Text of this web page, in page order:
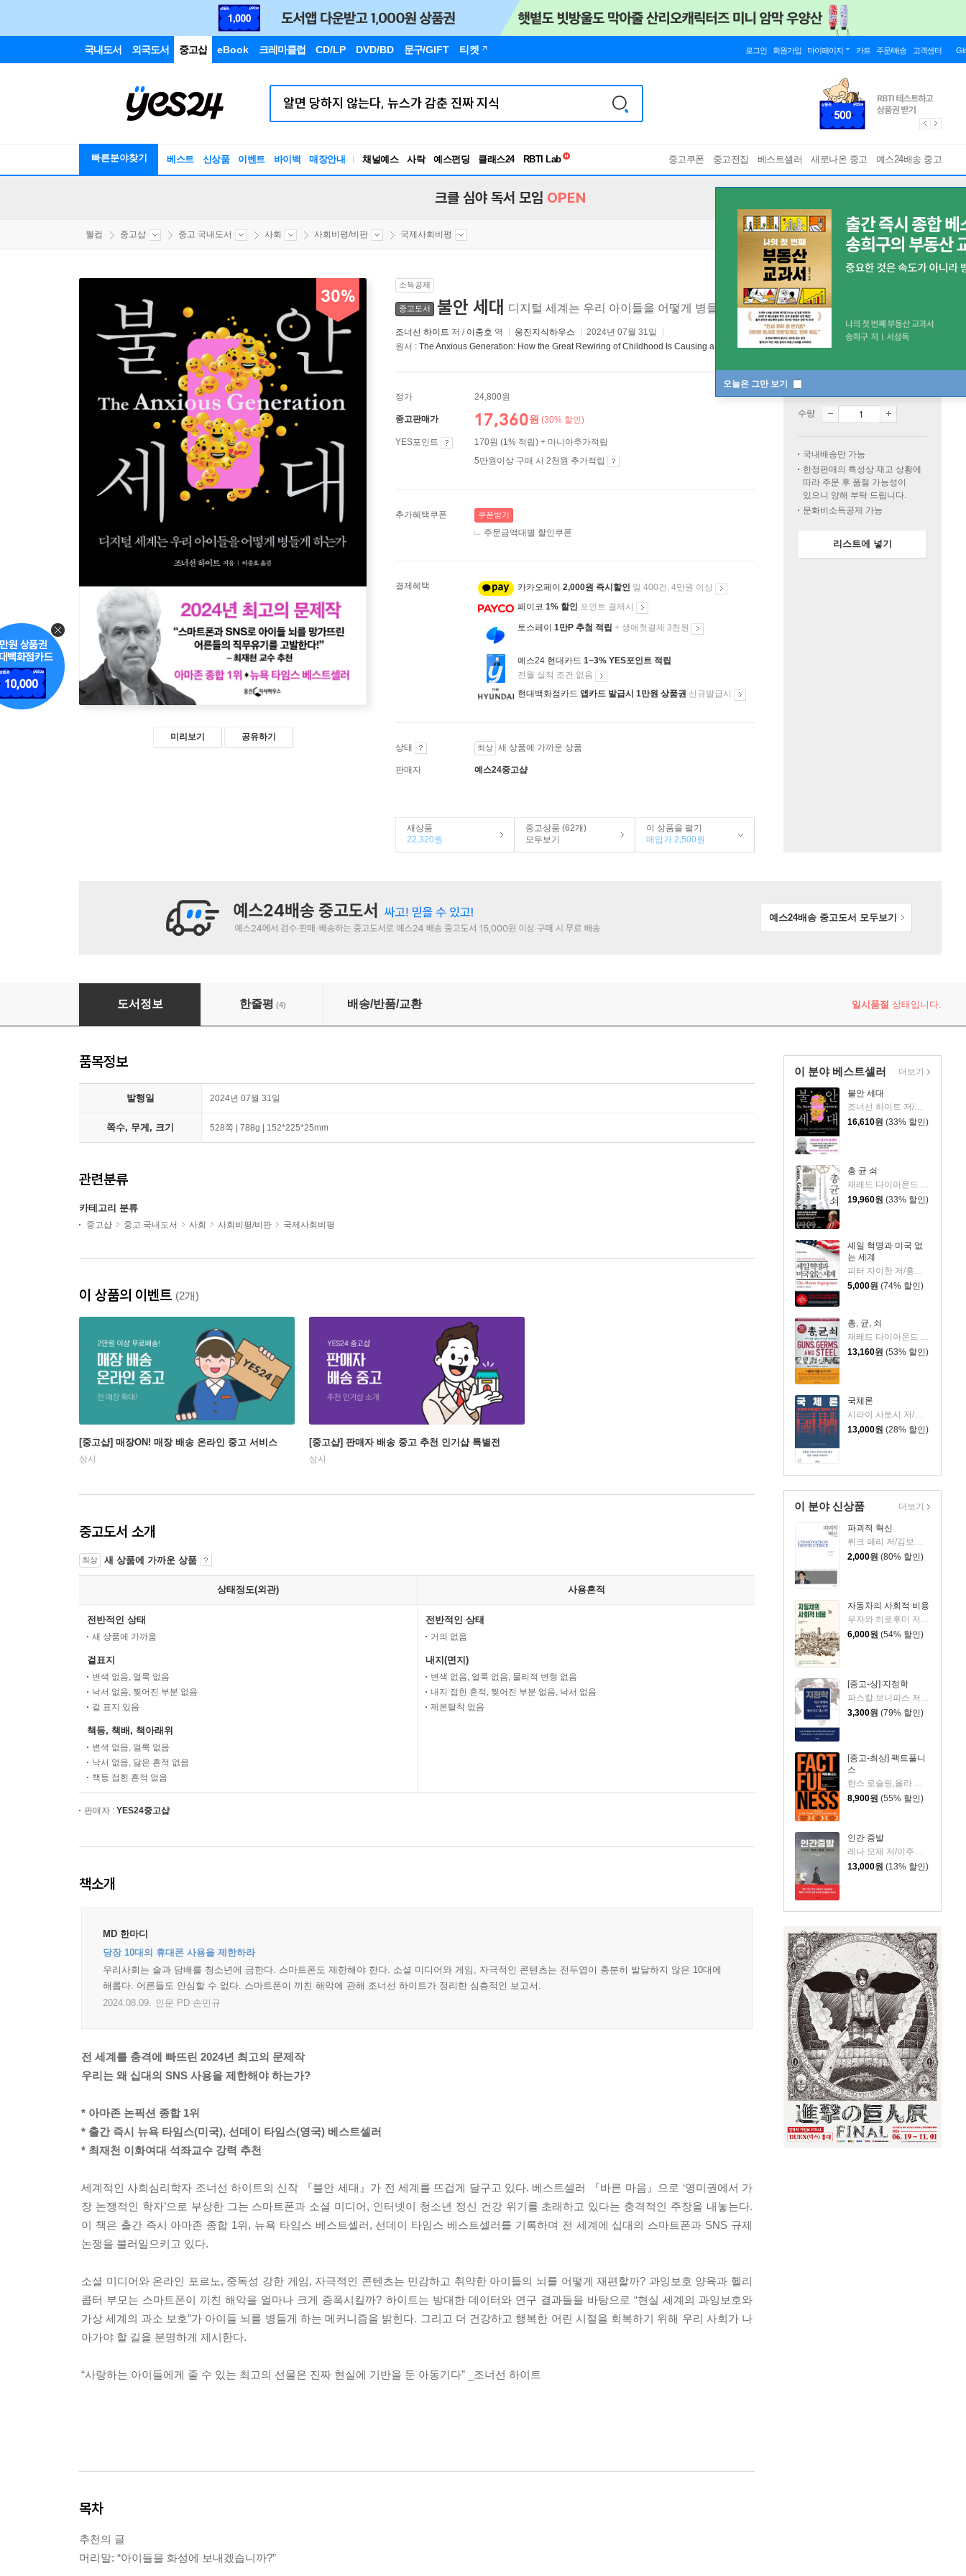
국내도서 외국도서 중고샵 eBook 크레마클럽 CD/LP DVD/BD 문구/GIFT 티켓 로그인 회원가입 마이페이지 카트 주문/배송 고객센터
빠른분야찾기 베스트 신상품 이벤트 바이백 매장안내 채널예스 사락 예스펀딩 클래스24
독서유형검사
중고쿠폰 중고전집 베스트셀러 새로나온 중고 예스24배송 중고
오늘은 그만 보기
크클 심야 독서 모임 OPEN
웰컴 중고샵 중고 국내도서 사회 사회비평/비판 국제사회비평
30%
미리보기 공유하기
소득공제
중고도서 불안 세대 디지털 세계는 우리 아이들을 어떻게 병들게 하는가
조너선 하이트 저 / 이충호 역 웅진지식하우스
2024년 07월 31일
원서 : The Anxious Generation: How the Great Rewiring of Childhood Is Causing an Epidemic of Mental Illness
정가 24,800원
중고판매가 17,360원 (30% 할인)
YES포인트
170원 (1% 적립) + 마니아추가적립
5만원이상 구매 시 2천원 추가적립
추가혜택쿠폰 쿠폰받기
주문금액대별 할인쿠폰
결제혜택 카카오페이 2,000원 즉시할인 일 400건, 4만원 이상
페이코 1% 할인 포인트 결제시
토스페이 1만P 추첨 적립 + 생애첫결제 3천원
예스24 현대카드 1~3% YES포인트 적립
전월 실적 조건 없음
현대백화점카드 앱카드 발급시 1만원 상품권 신규발급시
상태 최상 새 상품에 가까운 상품
판매자 예스24중고샵
새상품
22,320원
중고상품 (62개)
모두보기
이 상품을 팔기
매입가 2,500원
일시품절
수량
국내배송만 가능
한정판매의 특성상 재고 상황에
따라 주문 후 품절 가능성이
있으니 양해 부탁 드립니다.
문화비소득공제 가능
리스트에 넣기
예스24배송 중고도서 모두보기
불안 세대
도서정보 한줄평 (4) 배송/반품/교환 일시품절 상태입니다.
이 분야 베스트셀러
불안 세대
조너선 하이트 저/이충호 역
16,610원 (33% 할인)
총 균 쇠
재레드 다이아몬드 저/강주헌 역
19,960원 (33% 할인)
셰일 혁명과 미국 없
는 세계
피터 자이한 저/홍지수 역
5,000원 (74% 할인)
총, 균, 쇠
재레드 다이아몬드 저/김진준 역
13,160원 (53% 할인)
국체론
시라이 사토시 저/한승동 역
13,000원 (28% 할인)
더보기
이 분야 신상품
파괴적 혁신
뤼크 페리 저/김보희 역
2,000원 (80% 할인)
자동차의 사회적 비용
우자와 히로후미 저/임경택 역
6,000원 (54% 할인)
[중고-상] 지정학
파스칼 보니파스 저/최린 역
3,300원 (79% 할인)
[중고-최상] 팩트풀니
스
한스 로슬링,올라 로슬링,안나 로슬링 뢴룬드 공저/이창신 역
8,900원 (55% 할인)
인간 증발
레나 모제 저/이주영 역/스테판 르멜 사진
13,000원 (13% 할인)
더보기
품목정보
발행일 2024년 07월 31일
쪽수, 무게, 크기 528쪽 | 788g | 152*225*25mm
관련분류
카테고리 분류
중고샵 중고 국내도서 사회 사회비평/비판 국제사회비평
이 상품의 이벤트 (2개)
[중고샵] 매장ON! 매장 배송 온라인 중고 서비스
상시
[중고샵] 판매자 배송 중고 추천 인기샵 특별전
상시
중고도서 소개
최상 새 상품에 가까운 상품
상태정도(외관) 사용흔적
전반적인 상태
새 상품에 가까움
겉표지
변색 없음, 얼룩 없음
낙서 없음, 찢어진 부분 없음
겉 표지 있음
책등, 책배, 책아래위
변색 없음, 얼룩 없음
낙서 없음, 닳은 흔적 없음
책등 접힌 흔적 없음
전반적인 상태
거의 없음
내지(면지)
변색 없음, 얼룩 없음, 물리적 변형 없음
내지 접힌 흔적, 찢어진 부분 없음, 낙서 없음
제본탈착 없음
판매자 : YES24중고샵
책소개
MD 한마디
당장 10대의 휴대폰 사용을 제한하라
우리사회는 술과 담배를 청소년에 금한다. 스마트폰도 제한해야 한다. 소셜 미디어와 게임, 자극적인 콘텐츠는 전두엽이 충분히 발달하지 않은 10대에
해롭다. 어른들도 안심할 수 없다. 스마트폰이 끼친 해악에 관해 조너선 하이트가 정리한 심층적인 보고서.
2024.08.09. 인문 PD 손민규
전 세계를 충격에 빠뜨린 2024년 최고의 문제작
우리는 왜 십대의 SNS 사용을 제한해야 하는가?
* 아마존 논픽션 종합 1위
* 출간 즉시 뉴욕 타임스(미국), 선데이 타임스(영국) 베스트셀러
* 최재천 이화여대 석좌교수 강력 추천
세계적인 사회심리학자 조너선 하이트의 신작 『불안 세대』가 전 세계를 뜨겁게 달구고 있다. 베스트셀러 『바른 마음』으로 ‘영미권에서 가
장 논쟁적인 학자’으로 부상한 그는 스마트폰과 소셜 미디어, 인터넷이 청소년 정신 건강 위기를 초래하고 있다는 충격적인 주장을 내놓는다.
이 책은 출간 즉시 아마존 종합 1위, 뉴욕 타임스 베스트셀러, 선데이 타임스 베스트셀러를 기록하며 전 세계에 십대의 스마트폰과 SNS 규제
논쟁을 불러일으키고 있다.
소셜 미디어와 온라인 포르노, 중독성 강한 게임, 자극적인 콘텐츠는 민감하고 취약한 아이들의 뇌를 어떻게 재편할까? 과잉보호 양육과 헬리
콥터 부모는 스마트폰이 끼친 해악을 얼마나 크게 증폭시킬까? 하이트는 방대한 데이터와 연구 결과들을 바탕으로 “현실 세계의 과잉보호와
가상 세계의 과소 보호”가 아이들 뇌를 병들게 하는 메커니즘을 밝힌다. 그리고 더 건강하고 행복한 어린 시절을 회복하기 위해 우리 사회가 나
아가야 할 길을 분명하게 제시한다.
“사랑하는 아이들에게 줄 수 있는 최고의 선물은 진짜 현실에 기반을 둔 아동기다” _조너선 하이트
목차
추천의 글
머리말: “아이들을 화성에 보내겠습니까?”